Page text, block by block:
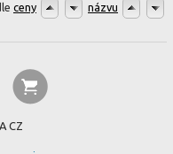
ceny názvu
CZ